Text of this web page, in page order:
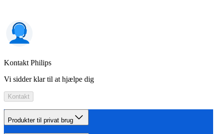
Kontakt Philips
Vi sidder klar til at hjælpe dig
Kontakt
Produkter til privat brug